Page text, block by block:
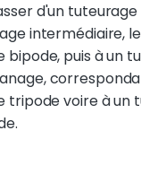
d'un tuteurage
intermédiaire, le
bipode, puis à un
tripode voire à un